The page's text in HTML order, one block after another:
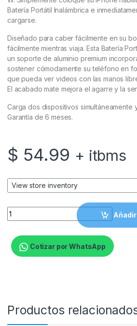
Batería Portátil Inalámbrica e
cargarse.
Diseñado para caber fácilmente en su
fácilmente mientras viaja. Esta Batería
un soporte de aluminio premium
sostener cómodamente su teléfono en
que pueda ver videos con las manos
El acabado mate mejora el agarre y la
Carga dos dispositivos simultáneamente
Garantía de 6 meses.
$ 54.99 + itbms
Batería Portátil Inalámbrica Prodigee
Cotizar por WhatsApp
Productos